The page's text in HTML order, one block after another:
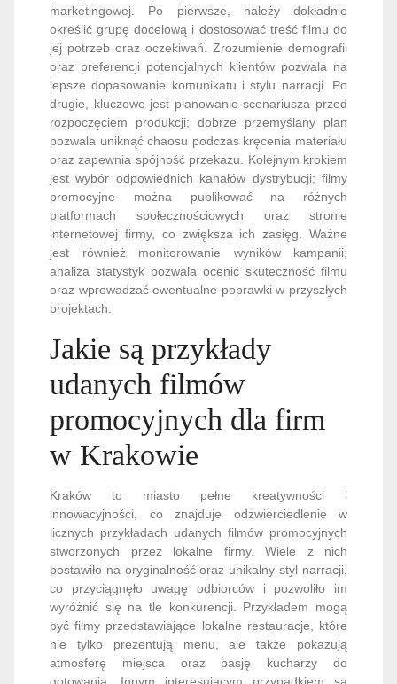
marketingowej. Po pierwsze, należy dokładnie
określić grupę docelową i dostosować treść filmu do
jej potrzeb oraz oczekiwań. Zrozumienie demografii
oraz preferencji potencjalnych klientów pozwala na
lepsze dopasowanie komunikatu i stylu narracji. Po
drugie, kluczowe jest planowanie scenariusza przed
rozpoczęciem produkcji; dobrze przemyślany plan
pozwala uniknąć chaosu podczas kręcenia materiału
oraz zapewnia spójność przekazu. Kolejnym krokiem
jest wybór odpowiednich kanałów dystrybucji; filmy
promocyjne można publikować na różnych
platformach społecznościowych oraz stronie
internetowej firmy, co zwiększa ich zasięg. Ważne
jest również monitorowanie wyników kampanii;
analiza statystyk pozwala ocenić skuteczność filmu
oraz wprowadzać ewentualne poprawki w przyszłych
projektach.
Jakie są przykłady
udanych filmów
promocyjnych dla firm
w Krakowie
Kraków to miasto pełne kreatywności i
innowacyjności, co znajduje odzwierciedlenie w
licznych przykładach udanych filmów promocyjnych
stworzonych przez lokalne firmy. Wiele z nich
postawiło na oryginalność oraz unikalny styl narracji,
co przyciągnęło uwagę odbiorców i pozwoliło im
wyróżnić się na tle konkurencji. Przykładem mogą
być filmy przedstawiające lokalne restauracje, które
nie tylko prezentują menu, ale także pokazują
atmosferę miejsca oraz pasję kucharzy do
gotowania. Innym interesującym przypadkiem są